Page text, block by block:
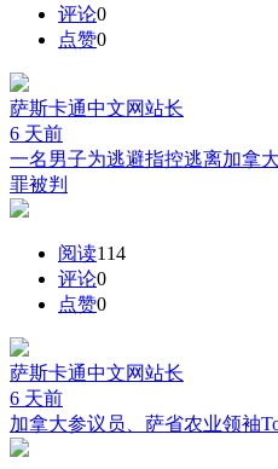
评论0
点赞0
萨斯卡通中文网站长
6 天前
一名男子为逃避指控逃离加拿
罪被判
阅读114
评论0
点赞0
萨斯卡通中文网站长
6 天前
加拿大参议员、萨省农业领袖